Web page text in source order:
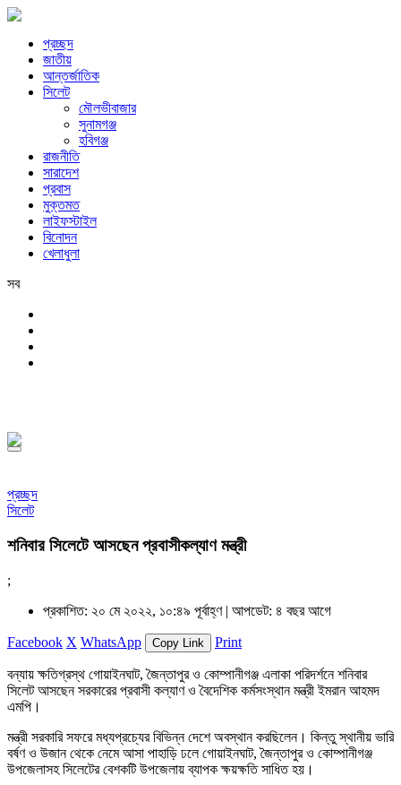
প্রচ্ছদ
জাতীয়
আন্তর্জাতিক
সিলেট
মৌলভীবাজার
সুনামগঞ্জ
হবিগঞ্জ
রাজনীতি
সারাদেশ
প্রবাস
মুক্তমত
লাইফস্টাইল
বিনোদন
খেলাধুলা
সব
প্রচ্ছদ
সিলেট
শনিবার সিলেটে আসছেন প্রবাসীকল্যাণ মন্ত্রী
;
প্রকাশিত: ২০ মে ২০২২, ১০:৪৯ পূর্বাহ্ণ | আপডেট: ৪ বছর আগে
Facebook X WhatsApp Copy Link Print
বন্যায় ক্ষতিগ্রস্থ গোয়াইনঘাট, জৈন্তাপুর ও কোম্পানীগঞ্জ এলাকা পরিদর্শনে শনিবার
সিলেট আসছেন সরকারের প্রবাসী কল্যাণ ও বৈদেশিক কর্মসংস্থান মন্ত্রী ইমরান আহমদ
এমপি।
মন্ত্রী সরকারি সফরে মধ্যপ্রচ্যের বিভিন্ন দেশে অবস্থান করছিলেন। কিন্তু স্থানীয় ভারি
বর্ষণ ও উজান থেকে নেমে আসা পাহাড়ি ঢলে গোয়াইনঘাট, জৈন্তাপুর ও কোম্পানীগঞ্জ
উপজেলাসহ সিলেটের বেশকটি উপজেলায় ব্যাপক ক্ষয়ক্ষতি সাধিত হয়।